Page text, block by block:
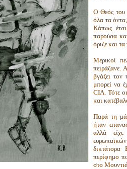
Ο Θεός του
όλα τα
Κάπως
παρούσα
όριζε και
Μερικοί
πειράζανε.
βγάζει τον
μπορεί να
CIA. Τότε
και
Παρά τη
ήταν
αλλά
περίφημο
στο